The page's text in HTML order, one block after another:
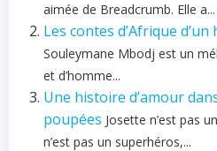
aimée de Breadcrumb. Elle a...
Les contes d’Afrique
Souleymane Mbodj est un
et d’homme...
Une histoire d’amour
poupées Josette n’est pas
n’est pas un superhéros,...